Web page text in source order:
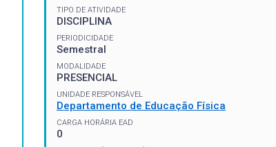
TIPO DE ATIVIDADE
DISCIPLINA
PERIODICIDADE
Semestral
MODALIDADE
PRESENCIAL
UNIDADE RESPONSÁVEL
Departamento de Educação Física
CARGA HORÁRIA EAD
0